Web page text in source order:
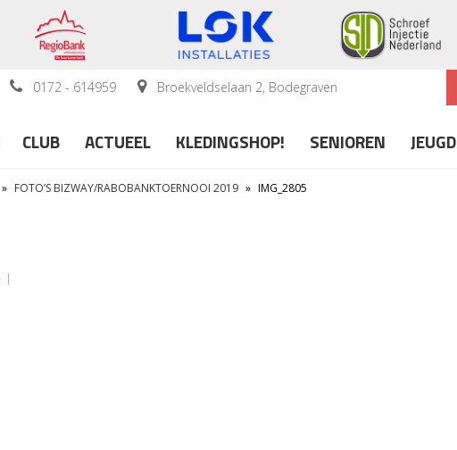
0172 - 614959 Broekveldselaan 2, Bodegraven
CLUB ACTUEEL KLEDINGSHOP! SENIOREN JEUGD
» FOTO’S BIZWAY/RABOBANKTOERNOOI 2019 » IMG_2805
|